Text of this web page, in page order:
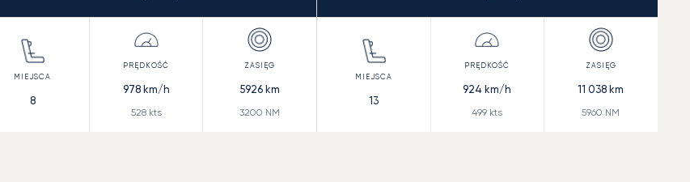
8
978km/h
528kts
5926km
3200 NM
13
924 km/h
499 kts
11 038 km
5960 NM